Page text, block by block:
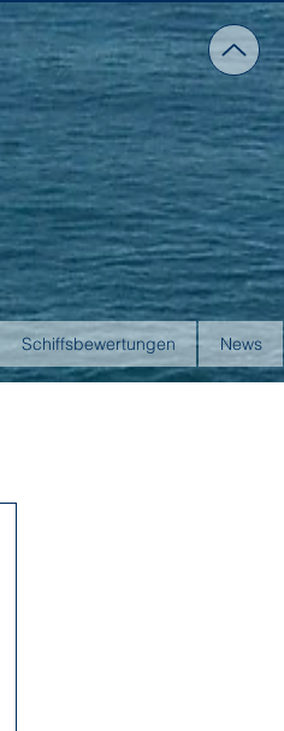
Schiffsbewertungen News